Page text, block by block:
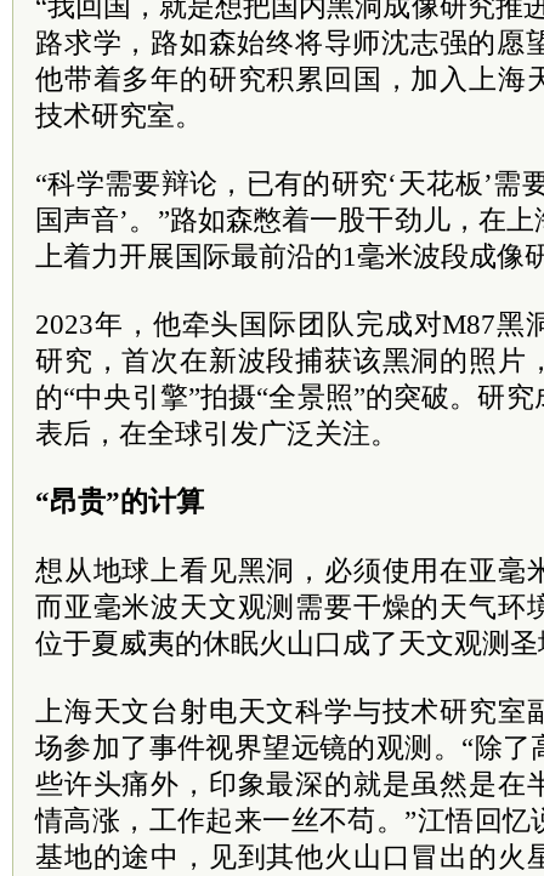
路求学，路如森始终将导师沈志强的愿
他带着多年的研究积累回国，加入上海
技术研究室。
“科学需要辩论，已有的研究‘天花板’需
国声音’。”路如森憋着一股干劲儿，在
上着力开展国际最前沿的1毫米波段成像
2023年，他牵头国际团队完成对M87黑
研究，首次在新波段捕获该黑洞的照片
的“中央引擎”拍摄“全景照”的突破。研
表后，在全球引发广泛关注。
“昂贵”的计算
想从地球上看见黑洞，必须使用在亚毫
而亚毫米波天文观测需要干燥的天气环
位于夏威夷的休眠火山口成了天文观测
上海天文台射电天文科学与技术研究室
场参加了事件视界望远镜的观测。“除
些许头痛外，印象最深的就是虽然是在
情高涨，工作起来一丝不苟。”江悟回
基地的途中，见到其他火山口冒出的火